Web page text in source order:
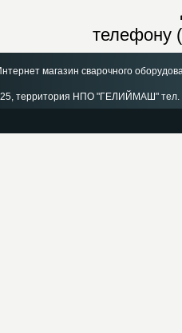
телефону
магазин сварочного
25, территория НПО "ГЕЛИЙМАШ"